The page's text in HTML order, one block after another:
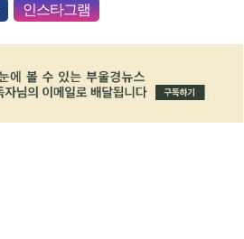
인스타그램